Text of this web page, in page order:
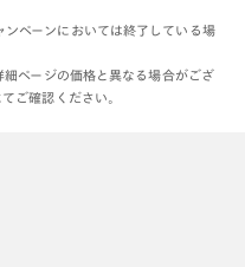
ペーンにおいては終了している場
ページの価格と異なる場合がござ
ご確認ください。